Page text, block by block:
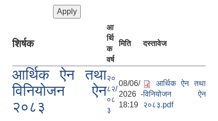
शिर्षक
आ
र्थि
क
वर्ष
मिति दस्तावेज
आर्थिक ऐन तथा
विनियोजन ऐन
२०८३
२०
८२/
०८
३
08/06/
2026 -
18:19
आर्थिक ऐन तथा
विनियोजन ऐन
२०८३.pdf